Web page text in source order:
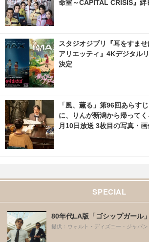
命室～CAPITAL CRISIS』絆
スタジオジブリ『耳をすま
アリエッティ』4Kデジタル
決定
「風、薫る」第96回あらす
に、りんが新潟から帰って
月10日放送 3枚目の写真・
SPECIAL
80年代LA版「ゴシップガール
提供：ウォルト・ディズニー・ジャパン